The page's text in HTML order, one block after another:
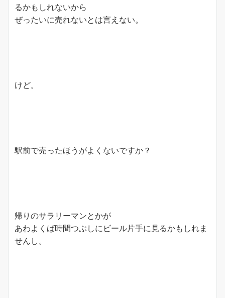
るかもしれないから
ぜったいに売れないとは言えない。
けど。
駅前で売ったほうがよくないですか？
帰りのサラリーマンとかが
あわよくば時間つぶしにビール片手に見るかもしれま
せんし。